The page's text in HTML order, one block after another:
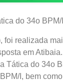
do 34o BPM/
foi realizada
em
Tática do 34o
I, bem